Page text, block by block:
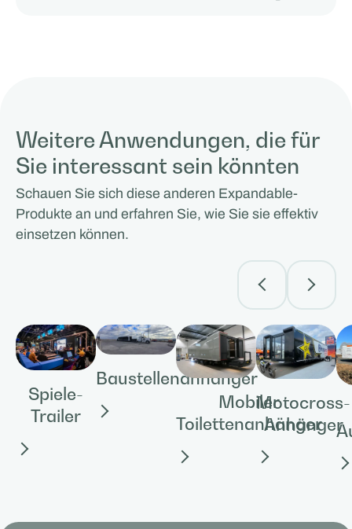
Weitere Anwendungen, die für
Sie interessant sein könnten
Schauen Sie sich diese anderen Expandable-
Produkte an und erfahren Sie, wie Sie sie effektiv
einsetzen können.
Spiele-
Trailer
Baustellenanhänger
Mobiler
Toilettenanhänger
Motocross-
Anhänger